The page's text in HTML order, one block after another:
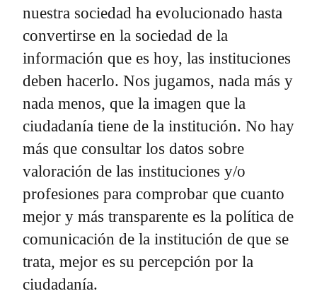
nuestra sociedad ha evolucionado hasta
convertirse en la sociedad de la
información que es hoy, las instituciones
deben hacerlo. Nos jugamos, nada más y
nada menos, que la imagen que la
ciudadanía tiene de la institución. No hay
más que consultar los datos sobre
valoración de las instituciones y/o
profesiones para comprobar que cuanto
mejor y más transparente es la política de
comunicación de la institución de que se
trata, mejor es su percepción por la
ciudadanía.